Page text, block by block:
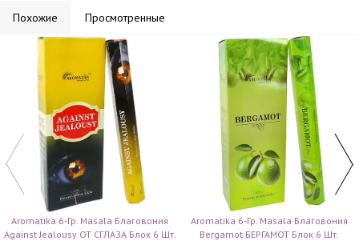
Похожие Просмотренные
Aromatika 6-Гр. Masala Благовония
Against Jealousy ОТ СГЛАЗА Блок 6 Шт.
Aromatika 6-Гр. Masala Благовония
Bergamot БЕРГАМОТ Блок 6 Шт.